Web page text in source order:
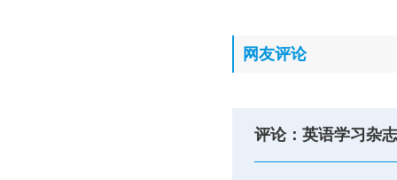
网友评论
评论：英语学习杂志